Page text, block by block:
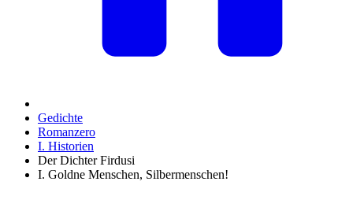
Gedichte
Romanzero
I. Historien
Der Dichter Firdusi
I. Goldne Menschen, Silbermenschen!